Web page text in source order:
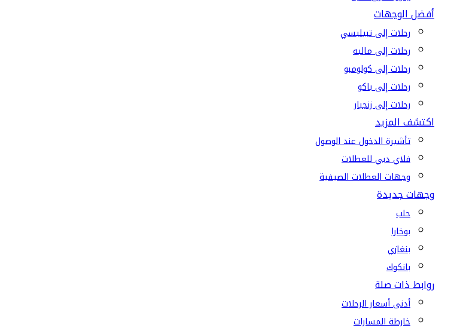
أفضل الوجهات
رحلات إلى تبيليسي
رحلات إلى ماليه
رحلات إلى كولومبو
رحلات إلى باكو
رحلات إلى زنجبار
اكتشف المزيد
تأشيرة الدخول عند الوصول
فلاي دبي للعطلات
وجهات العطلات الصيفية
وجهات جديدة
حلب
بوخارا
بنغازي
بانكوك
روابط ذات صلة
أدنى أسعار الرحلات
خارطة المسارات